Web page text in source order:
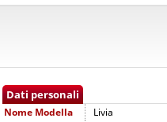
Dati personali
Nome Modella
Livia